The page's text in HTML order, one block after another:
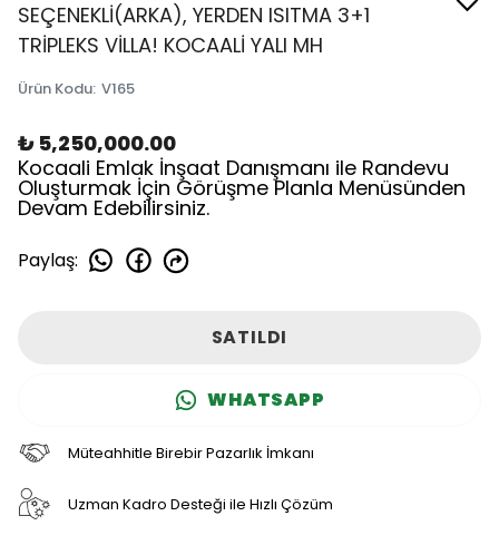
SEÇENEKLİ(ARKA), YERDEN ISITMA 3+1
TRİPLEKS VİLLA! KOCAALİ YALI MH
Ürün Kodu: V165
₺ 5,250,000.00
Kocaali Emlak İnşaat Danışmanı ile Randevu
Oluşturmak İçin Görüşme Planla Menüsünden
Devam Edebilirsiniz.
Paylaş:
SATILDI
WHATSAPP
Müteahhitle Birebir Pazarlık İmkanı
Uzman Kadro Desteği ile Hızlı Çözüm